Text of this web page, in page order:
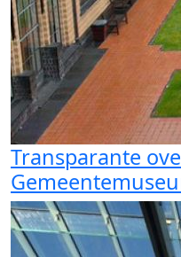
Transparante